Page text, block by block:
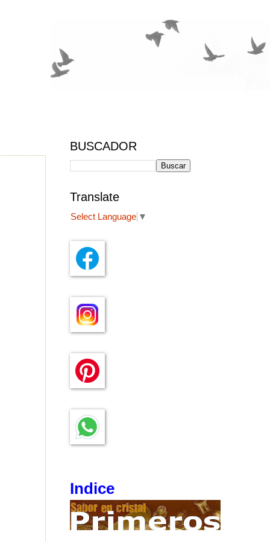
BUSCADOR
Translate
Select Language ▼
Indice